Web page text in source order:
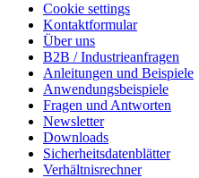
Cookie settings
Kontaktformular
Über uns
B2B / Industrieanfragen
Anleitungen und Beispiele
Anwendungsbeispiele
Fragen und Antworten
Newsletter
Downloads
Sicherheitsdatenblätter
Verhältnisrechner